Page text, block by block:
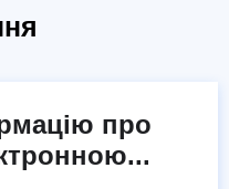
про